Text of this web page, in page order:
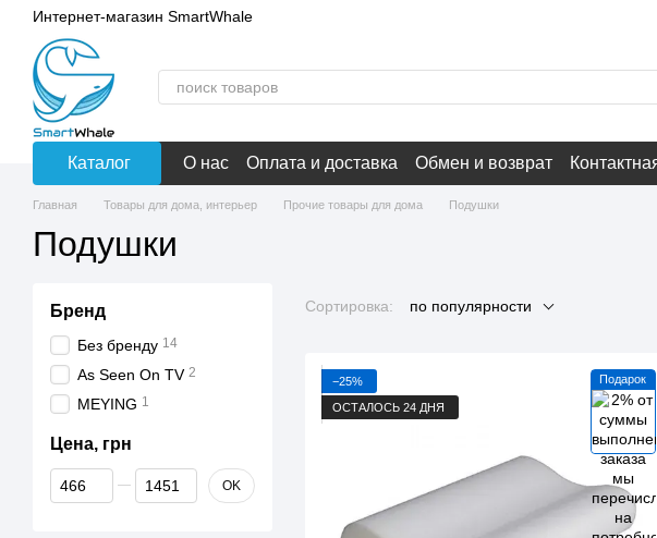
Перейти к основному контенту
Интернет-магазин SmartWhale
Каталог О нас Оплата и доставка Обмен и возврат
Главная Товары для дома, интерьер Прочие товары для дома Подушки
Подушки
Сортировка: по популярности
Подарок
−25%
ОСТАЛОСЬ 24 ДНЯ
Бренд
Без бренду 14
As Seen On TV 2
MEYING 1
Цена, грн
От Цена, грн
До Цена, грн OK